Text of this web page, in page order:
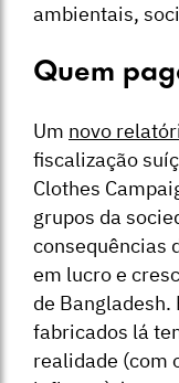
ambientais,
Quem
Um novo
fiscalização
Clothes
grupos da
consequências
em lucro e
de Bangladesh.
fabricados lá
realidade (com